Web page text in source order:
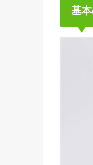
基